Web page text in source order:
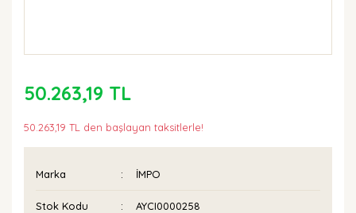
50.263,19 TL
50.263,19 TL den başlayan taksitlerle!
Marka İMPO
Stok Kodu AYCI0000258